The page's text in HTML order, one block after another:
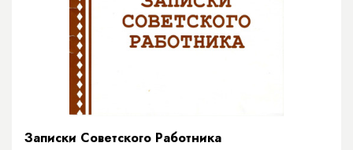
Записки Советского Работника